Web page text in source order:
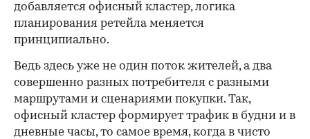
добавляется офисный кластер, логика
планирования ретейла меняется
принципиально.
Ведь здесь уже не один поток жителей, а два
совершенно разных потребителя с разными
маршрутами и сценариями покупки. Так,
офисный кластер формирует трафик в будни и в
дневные часы, то самое время, когда в чисто